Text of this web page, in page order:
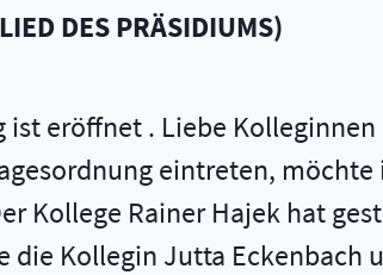
DES PRÄSIDIUMS)
eröffnet . Liebe
eintreten,
Kollege Rainer Hajek hat
die Kollegin Jutta Eckenbach